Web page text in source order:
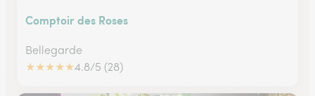
Comptoir des Roses
Bellegarde
★★★★★4.8/5 (28)